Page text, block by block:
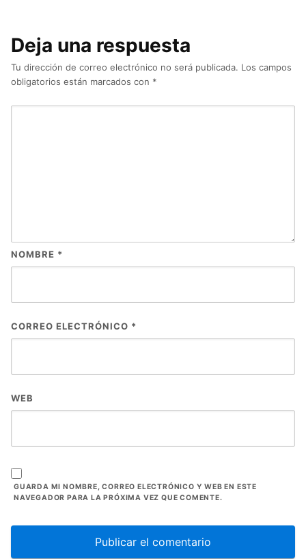
Deja una respuesta
Tu dirección de correo electrónico no será publicada. Los campos
obligatorios están marcados con *
NOMBRE *
CORREO ELECTRÓNICO *
WEB
GUARDA MI NOMBRE, CORREO ELECTRÓNICO Y WEB EN ESTE
NAVEGADOR PARA LA PRÓXIMA VEZ QUE COMENTE.